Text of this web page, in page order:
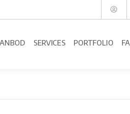
SERVICES PORTFOLIO